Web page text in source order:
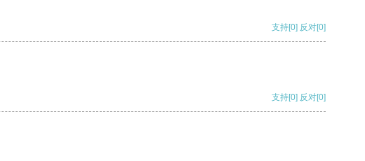
支持[0] 反对[0]
支持[0] 反对[0]